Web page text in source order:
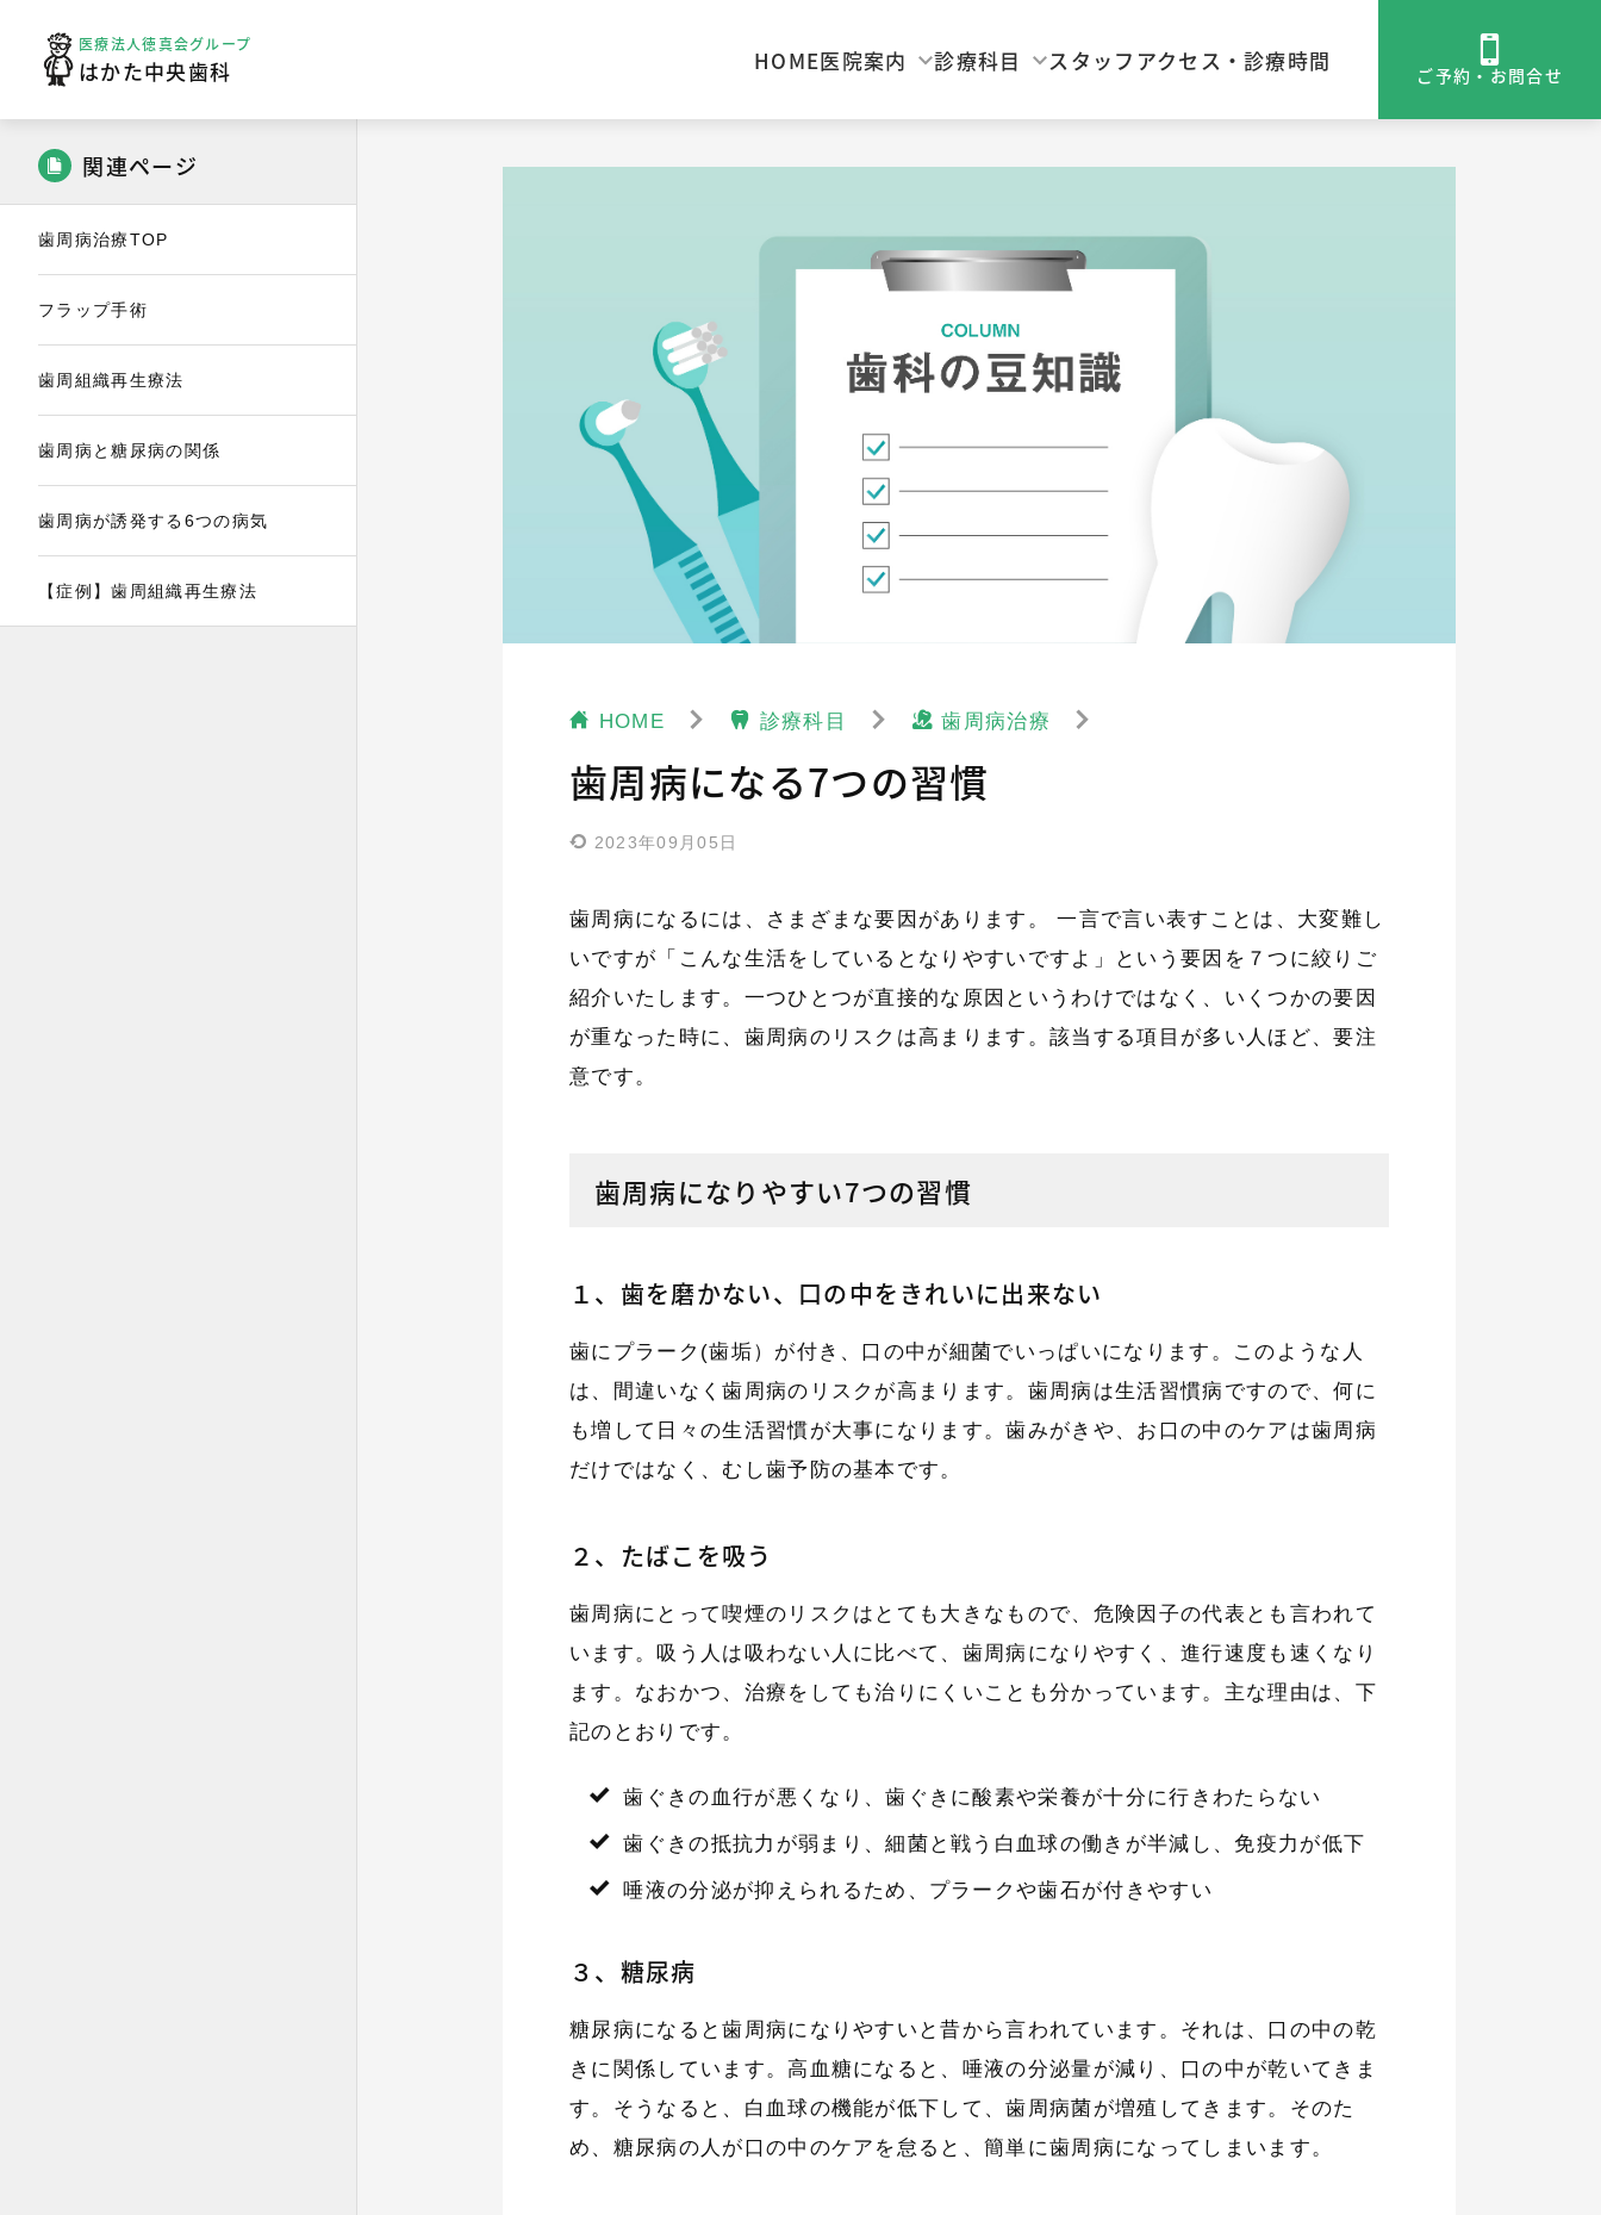
医療法人徳真会グループ
はかた中央歯科 HOME医院案内 診療科目 スタッフ アクセス・診療時間
ご予約・お問合せ
関連ページ
歯周病治療TOP
フラップ手術
歯周組織再生療法
歯周病と糖尿病の関係
歯周病が誘発する6つの病気
【症例】歯周組織再生療法
HOME 診療科目 歯周病治療
歯周病になる7つの習慣
2023年09月05日
歯周病になるには、さまざまな要因があります。 一言で言い表すことは、大変難し
いですが「こんな生活をしているとなりやすいですよ」という要因を７つに絞りご
紹介いたします。一つひとつが直接的な原因というわけではなく、いくつかの要因
が重なった時に、歯周病のリスクは高まります。該当する項目が多い人ほど、要注
意です。
歯周病になりやすい7つの習慣
１、歯を磨かない、口の中をきれいに出来ない
歯にプラーク(歯垢）が付き、口の中が細菌でいっぱいになります。このような人
は、間違いなく歯周病のリスクが高まります。歯周病は生活習慣病ですので、何に
も増して日々の生活習慣が大事になります。歯みがきや、お口の中のケアは歯周病
だけではなく、むし歯予防の基本です。
２、たばこを吸う
歯周病にとって喫煙のリスクはとても大きなもので、危険因子の代表とも言われて
います。吸う人は吸わない人に比べて、歯周病になりやすく、進行速度も速くなり
ます。なおかつ、治療をしても治りにくいことも分かっています。主な理由は、下
記のとおりです。
歯ぐきの血行が悪くなり、歯ぐきに酸素や栄養が十分に行きわたらない
歯ぐきの抵抗力が弱まり、細菌と戦う白血球の働きが半減し、免疫力が低下
唾液の分泌が抑えられるため、プラークや歯石が付きやすい
３、糖尿病
糖尿病になると歯周病になりやすいと昔から言われています。それは、口の中の乾
きに関係しています。高血糖になると、唾液の分泌量が減り、口の中が乾いてきま
す。そうなると、白血球の機能が低下して、歯周病菌が増殖してきます。そのた
め、糖尿病の人が口の中のケアを怠ると、簡単に歯周病になってしまいます。